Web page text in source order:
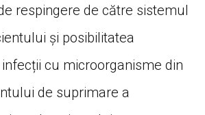
respingere de către sistemul
și posibilitatea
cu microorganisme din
de suprimare a